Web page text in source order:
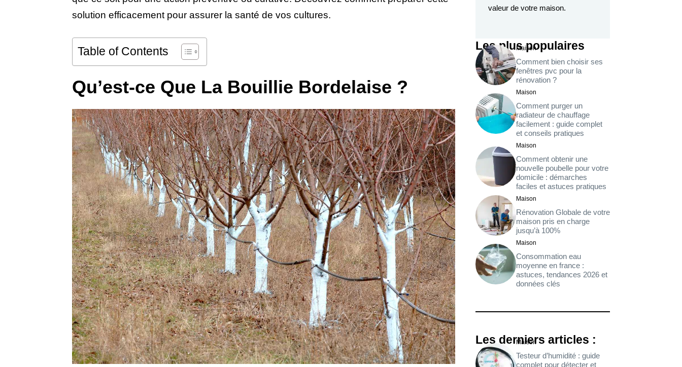
solution efficacement pour assurer la santé de vos cultures.
Table of Contents
Qu’est-ce Que La Bouillie Bordelaise ?
valeur de votre maison.
Les plus populaires
Maison
Comment bien choisir ses
fenêtres pvc pour la
rénovation ?
Maison
Comment purger un
radiateur de chauffage
facilement : guide complet
et conseils pratiques
Maison
Comment obtenir une
nouvelle poubelle pour votre
domicile : démarches
faciles et astuces pratiques
Maison
Rénovation Globale de votre
maison pris en charge
jusqu’à 100%
Maison
Consommation eau
moyenne en france :
astuces, tendances 2026 et
données clés
Les derniers articles :
Maison
Testeur d’humidité : guide
complet pour détecter et